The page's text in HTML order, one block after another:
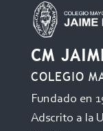
CM
COLEGIO
Fundado en
Adscrito a la